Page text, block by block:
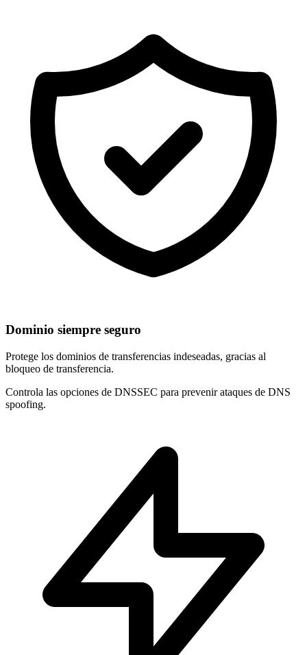
Dominio siempre seguro
Protege los dominios de transferencias indeseadas, gracias al
bloqueo de transferencia.
Controla las opciones de DNSSEC para prevenir ataques de DNS
spoofing.